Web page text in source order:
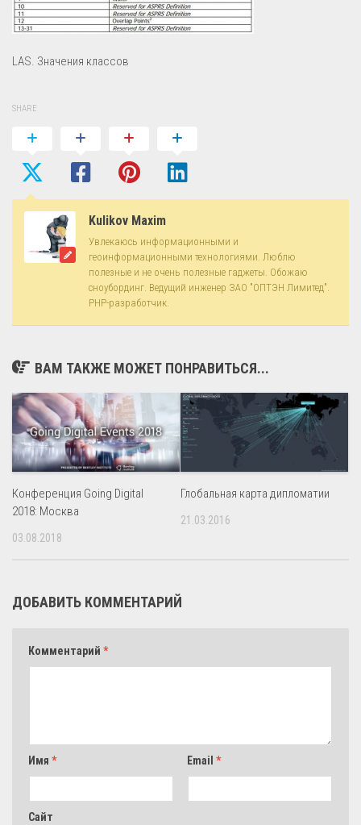
LAS. Значения классов
SHARE
Kulikov Maxim
Увлекаюсь информационными и
геоинформационными технологиями. Люблю
полезные и не очень полезные гаджеты. Обожаю
сноубординг. Ведущий инженер ЗАО "ОПТЭН Лимитед".
PHP-разработчик.
ВАМ ТАКЖЕ МОЖЕТ ПОНРАВИТЬСЯ...
Конференция Going Digital
2018: Москва
03.08.2018
Глобальная карта дипломатии
21.03.2016
ДОБАВИТЬ КОММЕНТАРИЙ
Комментарий *
Имя * Email *
Сайт